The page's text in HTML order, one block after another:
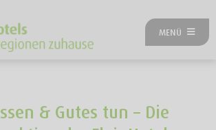
MENÜ
UNSERE HOTELS
& Gutes tun – Die